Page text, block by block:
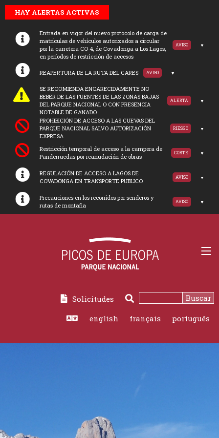
HAY ALERTAS ACTIVAS
Entrada en vigor del nuevo protocolo de carga de
matrículas de vehículos autorizados a circular
por la carretera CO-4, de Covadonga a Los Lagos,
en períodos de restricción de accesos
AVISO
REAPERTURA DE LA RUTA DEL CARES AVISO
SE RECOMIENDA ENCARECIDAMENTE NO
BEBER DE LAS FUENTES DE LAS ZONAS BAJAS
DEL PARQUE NACIONAL O CON PRESENCIA
NOTABLE DE GANADO.
ALERTA
PROHIBICIÓN DE ACCESO A LAS CUEVAS DEL
PARQUE NACIONAL SALVO AUTORIZACIÓN
EXPRESA
RIESGO
Restricción temporal de acceso a la campera de
Panderruedas por reanudación de obras
CORTE
REGULACIÓN DE ACCESO A LAGOS DE
COVADONGA EN TRANSPORTE PUBLICO
AVISO
Precauciones en los recorridos por senderos y
rutas de montaña
AVISO
Solicitudes Buscar
english français português